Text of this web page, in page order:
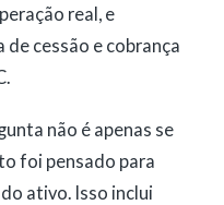
real, e
cessão e cobrança
não é apenas se
foi pensado para
ativo. Isso inclui